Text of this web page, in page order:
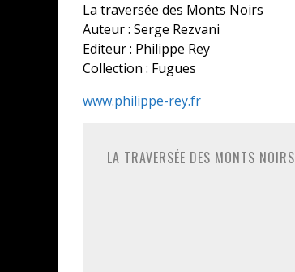
La traversée des Monts Noirs
Auteur : Serge Rezvani
Editeur : Philippe Rey
Collection : Fugues
www.philippe-rey.fr
LA TRAVERSÉE DES MONTS NOIRS